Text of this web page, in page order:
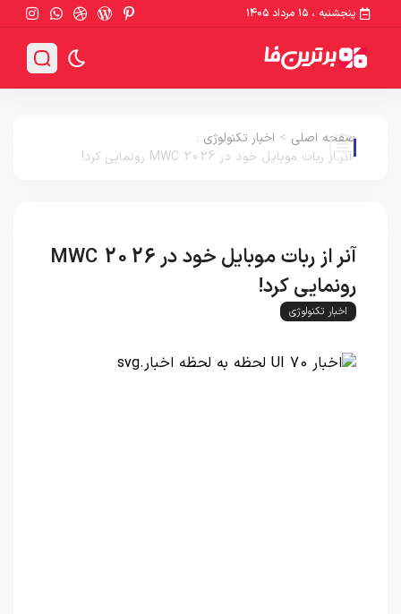
پنجشنبه ، ۱۵ مرداد ۱۴۰۵
صفحه اصلی > اخبار تکنولوژی :
آنر از ربات موبایل خود در MWC 2026 رونمایی کرد!
آنر از ربات موبایل خود در MWC 2026
رونمایی کرد!
اخبار تکنولوژی